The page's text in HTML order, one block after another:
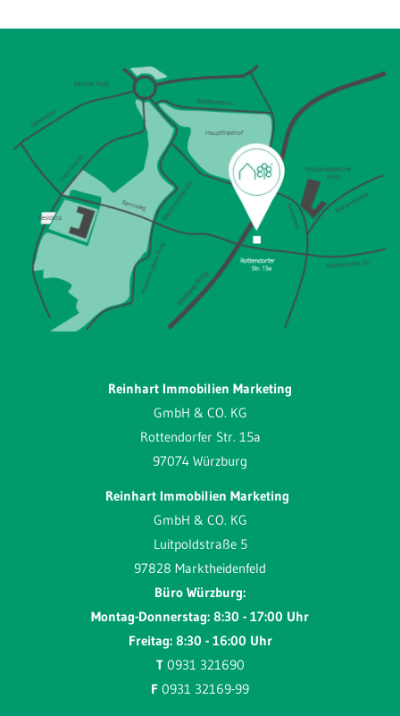
Reinhart Immobilien Marketing
GmbH & CO. KG
Rottendorfer Str. 15a
97074 Würzburg
Reinhart Immobilien Marketing
GmbH & CO. KG
Luitpoldstraße 5
97828 Marktheidenfeld
Büro Würzburg:
Montag-Donnerstag: 8:30 - 17:00 Uhr
Freitag: 8:30 - 16:00 Uhr
T 0931 321690
F 0931 32169-99